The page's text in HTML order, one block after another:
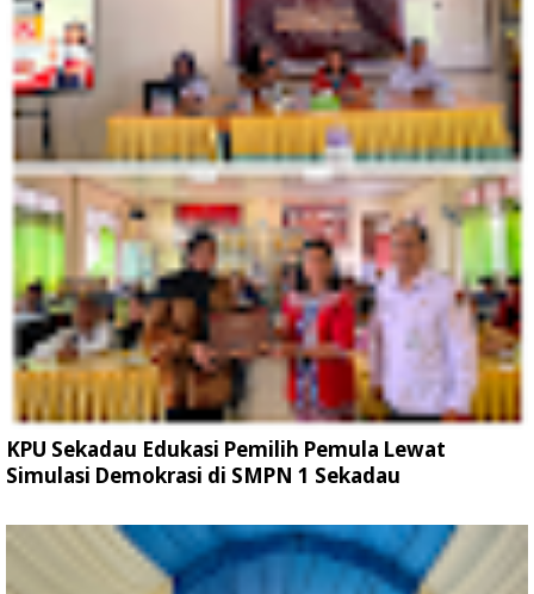
KPU Sekadau Edukasi Pemilih Pemula Lewat
Simulasi Demokrasi di SMPN 1 Sekadau